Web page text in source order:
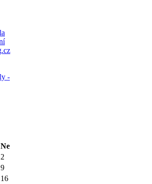
Ne
2
9
16